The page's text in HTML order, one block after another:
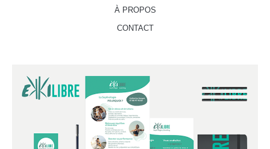
À PROPOS
CONTACT